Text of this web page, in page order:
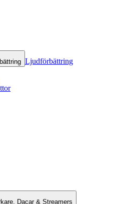
Ljudförbättring
Dacar & Streamers